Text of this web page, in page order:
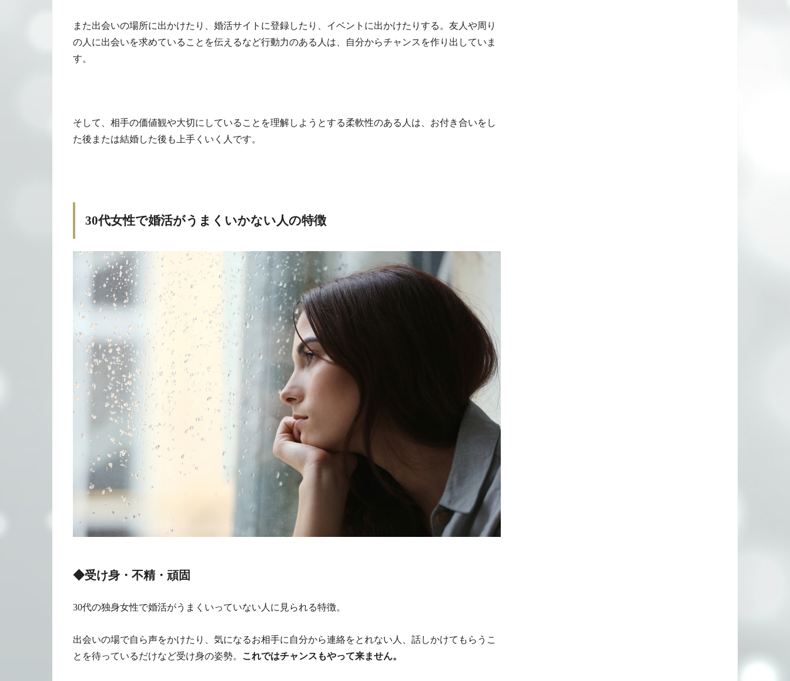
また出会いの場所に出かけたり、婚活サイトに登録したり、イベントに出かけたりする。友人や周り
の人に出会いを求めていることを伝えるなど行動力のある人は、自分からチャンスを作り出していま
す。
そして、相手の価値観や大切にしていることを理解しようとする柔軟性のある人は、お付き合いをし
た後または結婚した後も上手くいく人です。
30代女性で婚活がうまくいかない人の特徴
◆受け身・不精・頑固
30代の独身女性で婚活がうまくいっていない人に見られる特徴。
出会いの場で自ら声をかけたり、気になるお相手に自分から連絡をとれない人、話しかけてもらうこ
とを待っているだけなど受け身の姿勢。
これではチャンスもやって来ません。